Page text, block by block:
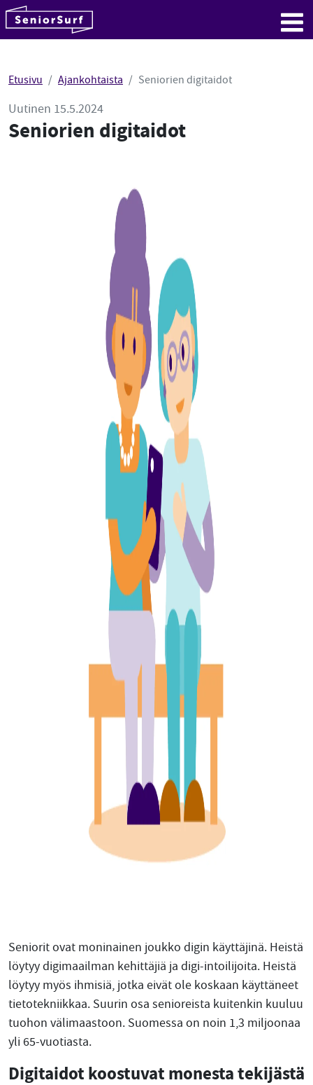
Hyppää sisältöön
Etusivu Ajankohtaista Seniorien digitaidot
Uutinen 15.5.2024
Seniorien digitaidot
Seniorit ovat moninainen joukko digin käyttäjinä. Heistä
löytyy digimaailman kehittäjiä ja digi-intoilijoita. Heistä
löytyy myös ihmisiä, jotka eivät ole koskaan käyttäneet
tietotekniikkaa. Suurin osa senioreista kuitenkin kuuluu
tuohon välimaastoon. Suomessa on noin 1,3 miljoonaa
yli 65-vuotiasta.
Digitaidot koostuvat monesta tekijästä